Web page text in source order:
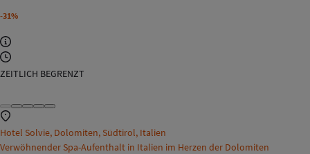
-31%
ZEITLICH BEGRENZT
Hotel Solvie, Dolomiten, Südtirol, Italien
Verwöhnender Spa-Aufenthalt in Italien im Herzen der Dolomiten